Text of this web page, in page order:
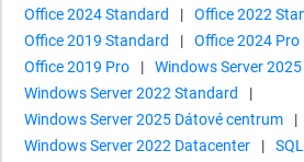
Office 2024 Standard | Office 2022
Office 2019 Standard
| Office 2024 Pro
Office 2019 Pro
| Windows Server
Windows Server 2022 Standard
|
Windows Server 2025 Dátové centrum
|
Windows Server 2022 Datacenter
|